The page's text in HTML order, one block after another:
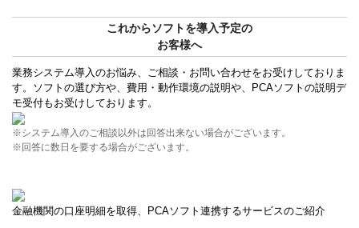
これからソフトを導入予定の
お客様へ
業務システム導入のお悩み、ご相談・お問い合わせをお受けしておりま
す。ソフトの選び方や、費用・動作環境の説明や、PCAソフトの説明デ
モ受付もお受けしております。
※システム導入のご相談以外は回答出来ない場合がございます。
※回答に数日を要する場合がございます。
金融機関の口座明細を取得、PCAソフト連携するサービスのご紹介